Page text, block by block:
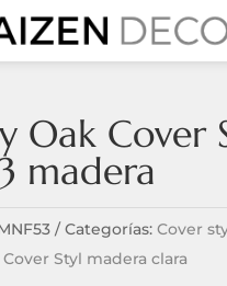
Oak Cover
madera
Categorías: Cover
Cover Styl madera clara